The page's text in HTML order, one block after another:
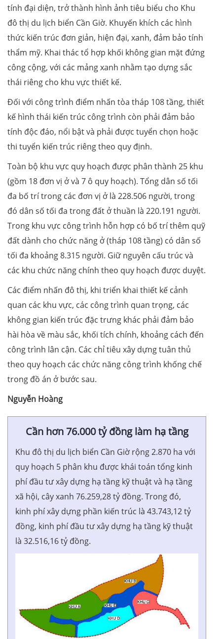
tính đại diện, trở thành hình ảnh tiêu biểu cho Khu
đô thị du lịch biển Cần Giờ. Khuyến khích các hình
thức kiến trúc đơn giản, hiện đại, xanh, đảm bảo tính
thẩm mỹ. Khai thác tổ hợp khối không gian mặt đứng
công cộng, với các mảng xanh nhằm tạo dựng sắc
thái riêng cho khu vực thiết kế.
Đối với công trình điểm nhấn tòa tháp 108 tầng, thiết
kế hình thái kiến trúc công trình còn phải đảm bảo
tính độc đáo, nổi bật và phải được tuyển chọn hoặc
thi tuyển kiến trúc riêng theo quy định.
Toàn bộ khu vực quy hoạch được phân thành 25 khu
(gồm 18 đơn vị ở và 7 ô quy hoạch). Tổng dân số tối
đa bố trí trong các đơn vị ở là 228.506 người, trong
đó dân số tối đa trong đất ở thuần là 220.191 người.
Trong khu vực công trình hỗn hợp có bố trí thêm quỹ
đất dành cho chức năng ở (tháp 108 tầng) có dân số
tối đa khoảng 8.315 người. Giữ nguyên cấu trúc và
các khu chức năng chính theo quy hoạch được duyệt.
Các điểm nhấn đô thị, khi triển khai thiết kế cảnh
quan các khu vực, các công trình quan trọng, các
không gian kiến trúc đặc trưng khác phải đảm bảo
hài hòa về màu sắc, khối tích chính, khoảng cách đến
công trình lân cận. Các chỉ tiêu xây dựng tuân thủ
theo quy hoạch các chức năng công trình khống chế
trong đồ án ở bước sau.
Nguyễn Hoàng
Cần hơn 76.000 tỷ đồng làm hạ tầng
Khu đô thị du lịch biển Cần Giờ rộng 2.870 ha với
quy hoạch 5 phân khu được khái toán tổng kinh
phí đầu tư xây dựng hạ tầng kỹ thuật và hạ tầng
xã hội, cây xanh 76.259,28 tỷ đồng. Trong đó,
kinh phí xây dựng phần kiến trúc là 43.743,12 tỷ
đồng, kinh phí đầu tư xây dựng hạ tầng kỹ thuật
là 32.516,16 tỷ đồng.